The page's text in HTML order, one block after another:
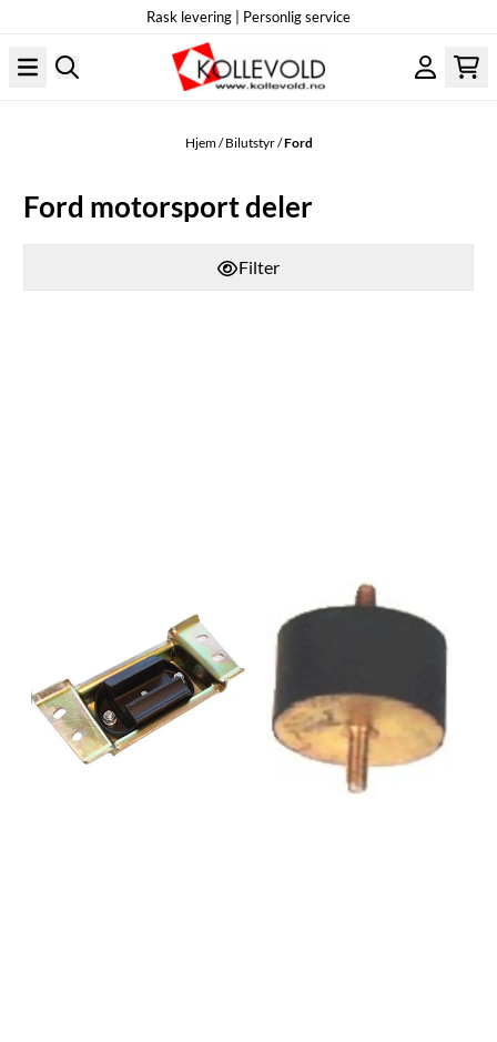
Rask levering | Personlig service
Hjem/Bilutstyr/Ford
Ford motorsport deler
Filter